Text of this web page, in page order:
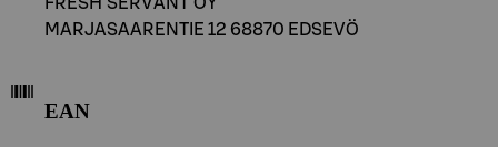
MARJASAARENTIE 12 68870 EDSEVÖ
EAN